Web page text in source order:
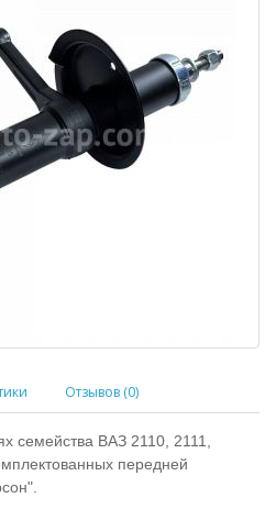
Отзывов (0)
семейства ВАЗ 2110, 2111,
передней